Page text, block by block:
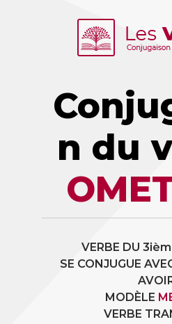
n du
VERBE DU
SE CONJUGUE
MODÈLE
VERBE